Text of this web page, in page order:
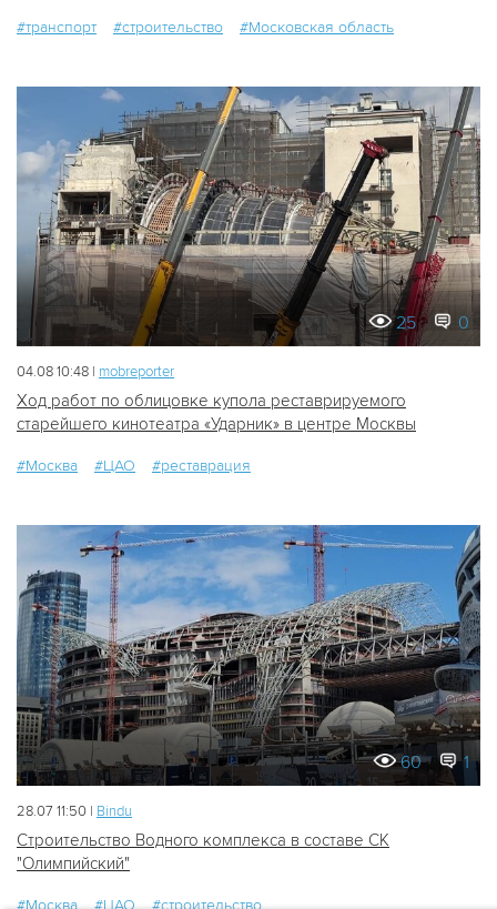
#транспорт #строительство #Московская область
25 0
04.08 10:48 | mobreporter
Ход работ по облицовке купола реставрируемого
старейшего кинотеатра «Ударник» в центре Москвы
#Москва #ЦАО #реставрация
60 1
28.07 11:50 | Bindu
Строительство Водного комплекса в составе СК
"Олимпийский"
#Москва #ЦАО #строительство